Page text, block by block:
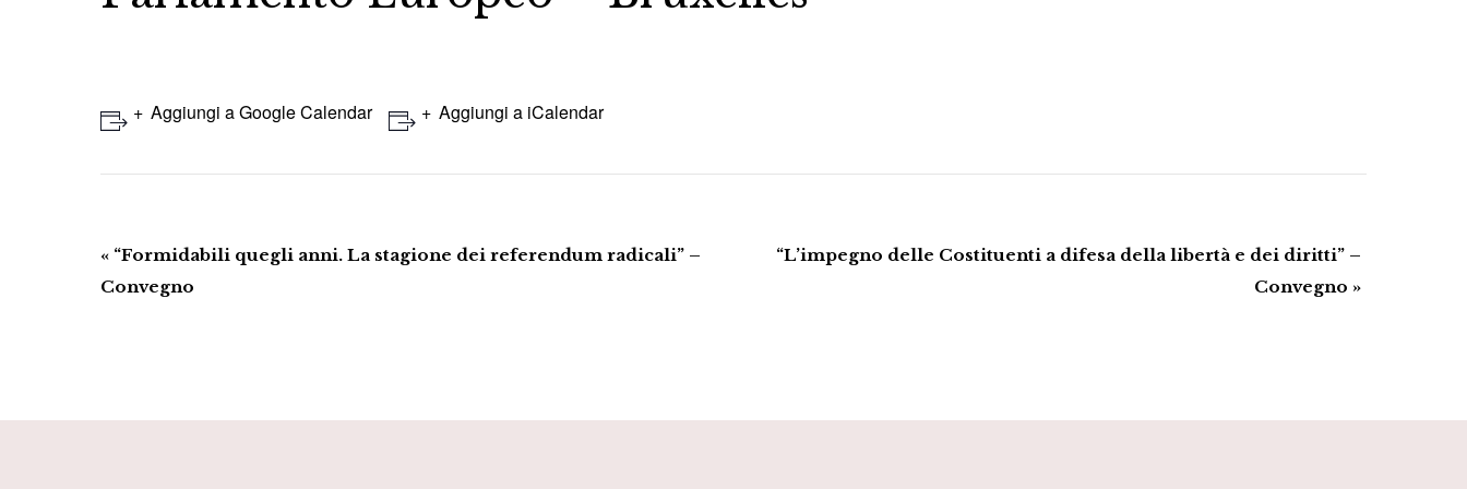
Aggiungi a Google Calendar Aggiungi a iCalendar
Evento
Navigazione
« “Formidabili quegli anni. La stagione dei referendum radicali” –
Convegno
“L’impegno delle Costituenti a difesa della libertà e dei diritti” –
Convegno »